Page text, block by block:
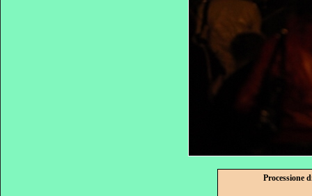
Processione